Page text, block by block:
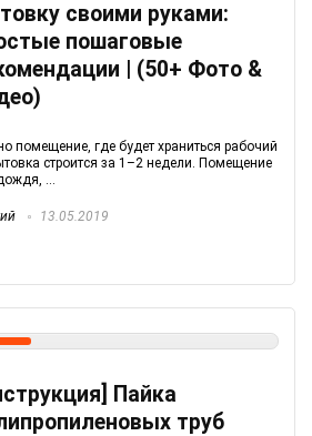
своими руками:
пошаговые
| (50+ Фото &
помещение, где будет храниться рабочий
строится за 1–2 недели. Помещение
...
13.05.2019
Пайка
труб